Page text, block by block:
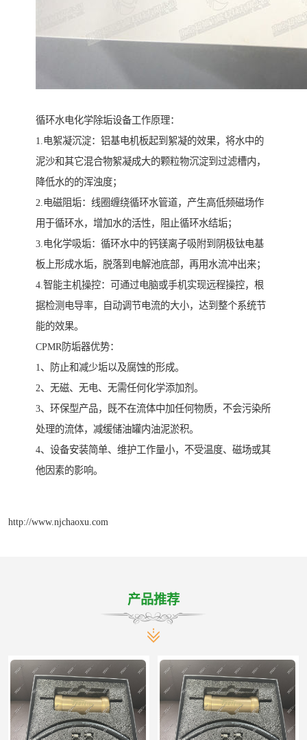
循环水电化学除垢设备工作原理：
1.电絮凝沉淀：铝基电机板起到絮凝的效果，将水中的
泥沙和其它混合物絮凝成大的颗粒物沉淀到过滤槽内，
降低水的的浑浊度；
2.电磁阻垢：线圈缠绕循环水管道，产生高低频磁场作
用于循环水，增加水的活性，阻止循环水结垢；
3.电化学吸垢：循环水中的钙镁离子吸附到阴极钛电基
板上形成水垢，脱落到电解池底部，再用水流冲出来；
4.智能主机操控：可通过电脑或手机实现远程操控，根
据检测电导率，自动调节电流的大小，达到整个系统节
能的效果。
CPMR防垢器优势：
1、防止和减少垢以及腐蚀的形成。
2、无磁、无电、无需任何化学添加剂。
3、环保型产品，既不在流体中加任何物质，不会污染所
处理的流体，减缓储油罐内油泥淤积。
4、设备安装简单、维护工作量小，不受温度、磁场或其
他因素的影响。
http://www.njchaoxu.com
产品推荐